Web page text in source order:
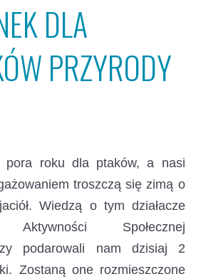
DLA
PRZYRODY
pora roku dla ptaków, a nasi
troszczą się zimą o
Wiedzą o tym działacze
Aktywności Społecznej
podarowali nam dzisiaj 2
Zostaną one rozmieszczone